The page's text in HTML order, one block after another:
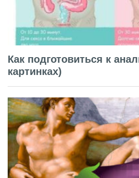
Как подготовиться к
картинках)